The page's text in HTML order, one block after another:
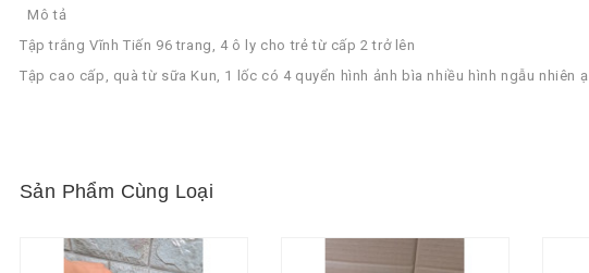
Mô tả
Tập trắng Vĩnh Tiến 96 trang, 4 ô ly cho trẻ từ cấp 2 trở lên
Tập cao cấp, quà từ sữa Kun, 1 lốc có 4 quyển hình ảnh bìa nhiều hình ngẫu nhiên ạ
Sản Phẩm Cùng Loại